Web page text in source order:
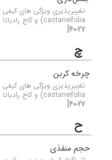
castaneifolia) و کاج رادیاتا (Pinus radiate)
27-40]
چ
چرخه کربن
castaneifolia) و کاج رادیاتا (Pinus radiate)
27-40]
ح
حجم منفذی